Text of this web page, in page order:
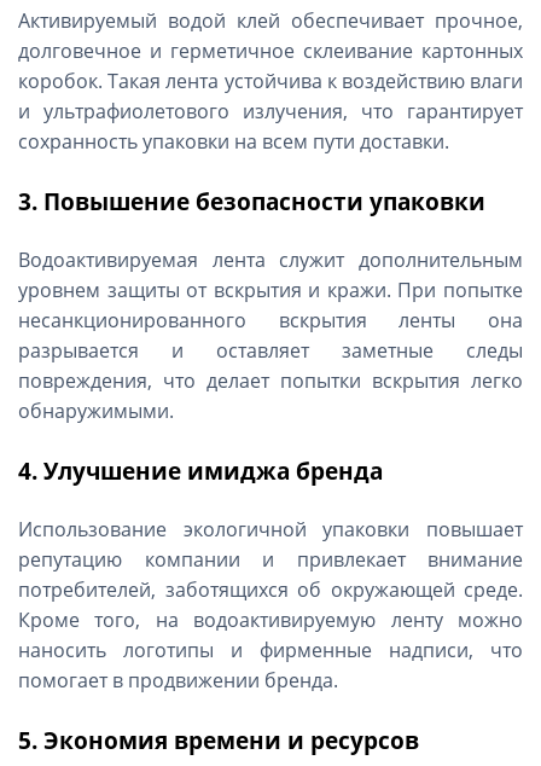
Активируемый водой клей обеспечивает прочное,
долговечное и герметичное склеивание картонных
коробок. Такая лента устойчива к воздействию влаги
и ультрафиолетового излучения, что гарантирует
сохранность упаковки на всем пути доставки.
3. Повышение безопасности упаковки
Водоактивируемая лента служит дополнительным
уровнем защиты от вскрытия и кражи. При попытке
несанкционированного вскрытия ленты она
разрывается и оставляет заметные следы
повреждения, что делает попытки вскрытия легко
обнаружимыми.
4. Улучшение имиджа бренда
Использование экологичной упаковки повышает
репутацию компании и привлекает внимание
потребителей, заботящихся об окружающей среде.
Кроме того, на водоактивируемую ленту можно
наносить логотипы и фирменные надписи, что
помогает в продвижении бренда.
5. Экономия времени и ресурсов